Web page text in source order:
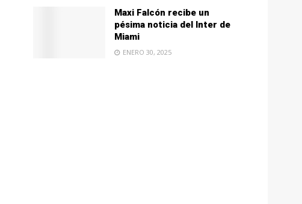
Maxi Falcón recibe un
pésima noticia del Inter de
Miami
ENERO 30, 2025